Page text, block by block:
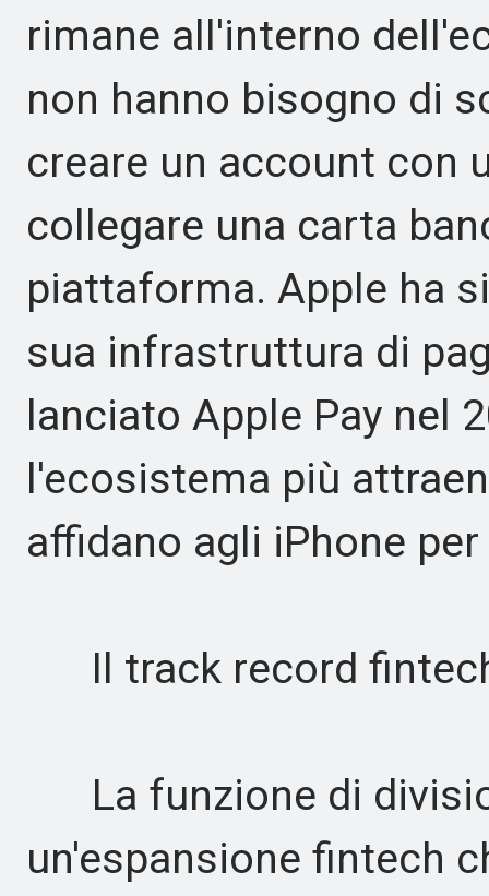
rimane all'interno
non hanno bisogno di
creare un account con
collegare una carta
piattaforma. Apple ha
sua infrastruttura di
lanciato Apple Pay nel
l'ecosistema più
affidano agli iPhone
Il track record
La funzione di
un'espansione fintech